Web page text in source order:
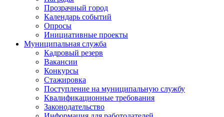
Прозрачный город
Календарь событий
Опросы
Инициативные проекты
Муниципальная служба
Кадровый резерв
Вакансии
Конкурсы
Стажировка
Поступление на муниципальную службу
Квалификационные требования
Законодательство